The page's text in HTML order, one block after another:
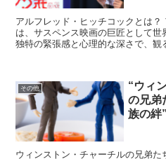
アルフレッド・ヒッチコックとは？
は、サスペンス映画の巨匠として世
独特の緊張感と心理的な深さで、観
その他
“ウィ
の兄弟
族の絆”
ウィンストン・チャーチルの兄弟